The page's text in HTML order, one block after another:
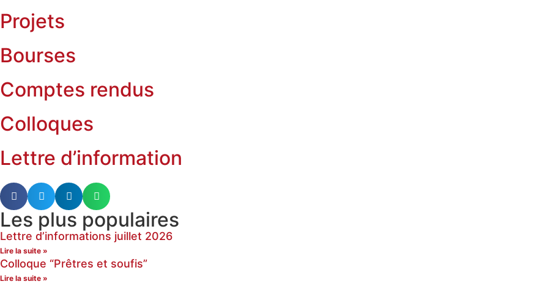
Projets
Bourses
Comptes rendus
Colloques
Lettre d’information
Les plus populaires
Lettre d’informations juillet 2026
Lire la suite »
Colloque “Prêtres et soufis”
Lire la suite »